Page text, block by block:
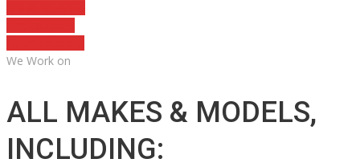
We Work on
ALL MAKES & MODELS,
INCLUDING: